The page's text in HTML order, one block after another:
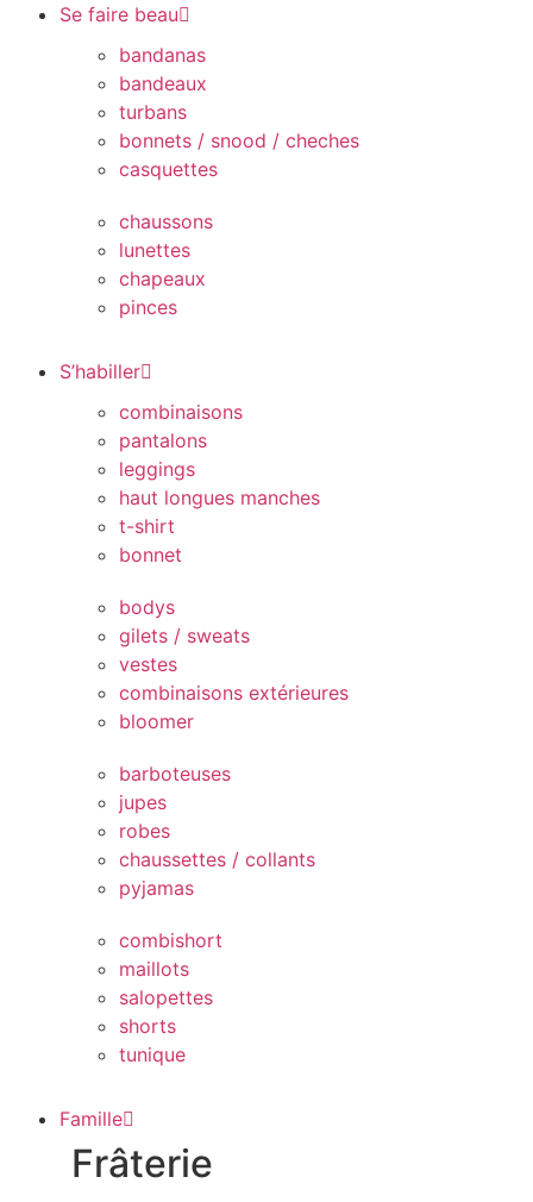
Se faire beau
bandanas
bandeaux
turbans
bonnets / snood / cheches
casquettes
chaussons
lunettes
chapeaux
pinces
S’habiller
combinaisons
pantalons
leggings
haut longues manches
t-shirt
bonnet
bodys
gilets / sweats
vestes
combinaisons extérieures
bloomer
barboteuses
jupes
robes
chaussettes / collants
pyjamas
combishort
maillots
salopettes
shorts
tunique
Famille
Frâterie